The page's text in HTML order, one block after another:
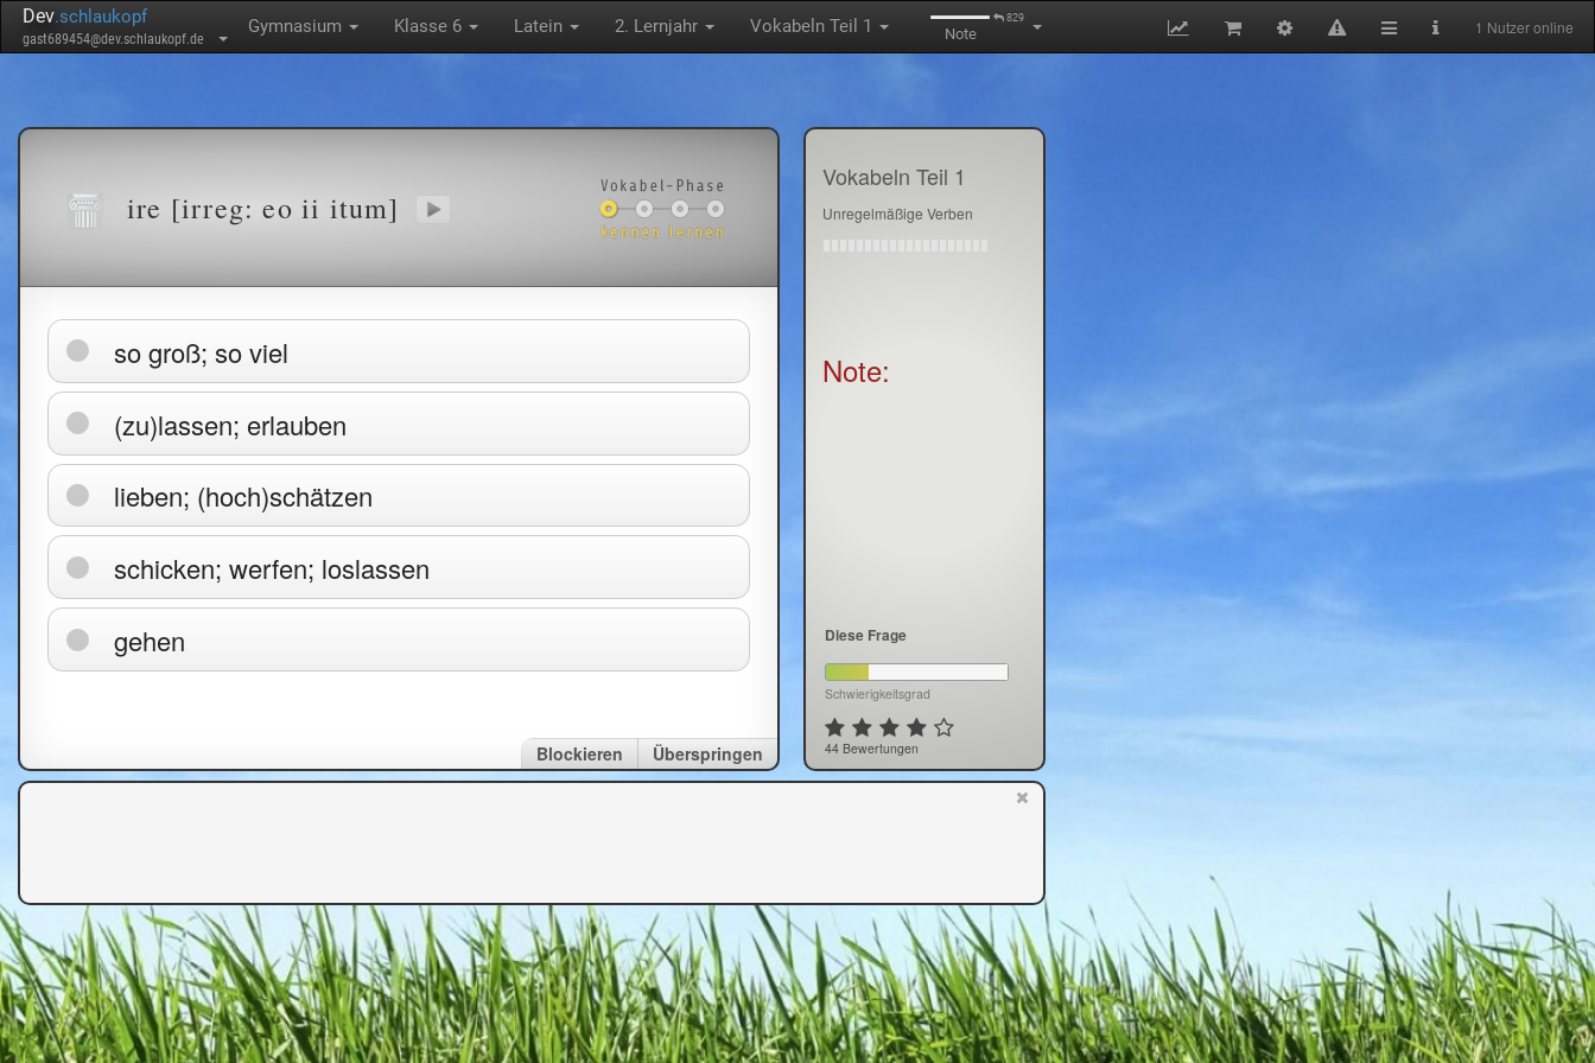
Dev.schlaukopf
gast689454@dev.schlaukopf.de
Gymnasium Klasse 6 Latein 2. Lernjahr Vokabeln Teil 1 829
Note 1 Nutzer online
ire [irreg: eo ii itum]
so groß; so viel
(zu)lassen; erlauben
lieben; (hoch)schätzen
schicken; werfen; loslassen
gehen
Überspringen
Blockieren
Vokabeln Teil 1
Unregelmäßige Verben
Note:
Diese Frage
Schwierigkeitsgrad
44 Bewertungen